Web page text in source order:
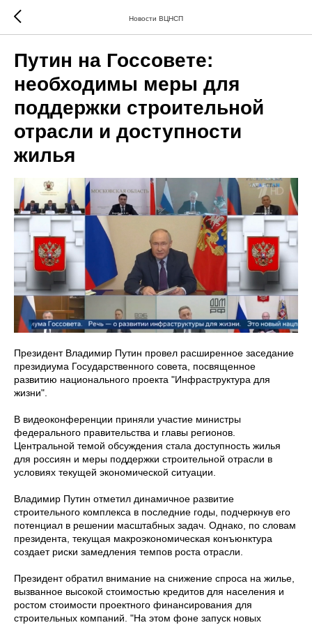
Новости ВЦНСП
Путин на Госсовете:
необходимы меры для
поддержки строительной
отрасли и доступности
жилья
Президент Владимир Путин провел расширенное заседание
президиума Государственного совета, посвященное
развитию национального проекта "Инфраструктура для
жизни".
В видеоконференции приняли участие министры
федерального правительства и главы регионов.
Центральной темой обсуждения стала доступность жилья
для россиян и меры поддержки строительной отрасли в
условиях текущей экономической ситуации.
Владимир Путин отметил динамичное развитие
строительного комплекса в последние годы, подчеркнув его
потенциал в решении масштабных задач. Однако, по словам
президента, текущая макроэкономическая конъюнктура
создает риски замедления темпов роста отрасли.
Президент обратил внимание на снижение спроса на жилье,
вызванное высокой стоимостью кредитов для населения и
ростом стоимости проектного финансирования для
строительных компаний. "На этом фоне запуск новых